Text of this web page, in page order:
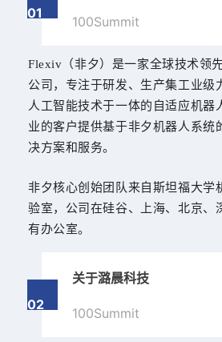
01
100Summit
Flexiv（非夕）是一家全球技术领
公司，专注于研发、生产集工业级
人工智能技术于一体的自适应机器
业的客户提供基于非夕机器人系统
决方案和服务。
非夕核心创始团队来自斯坦福大学
验室，公司在硅谷、上海、北京、
有办公室。
02
关于潞晨科技
100Summit